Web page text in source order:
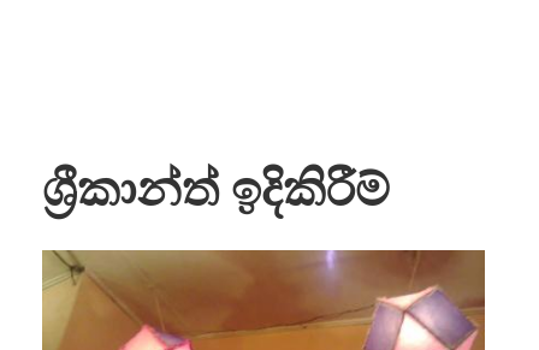
ශ්‍රීකාන්ත් ඉදිකිරීම්